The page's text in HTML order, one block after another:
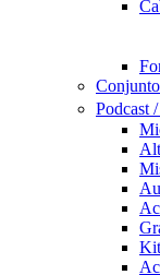
Podcast